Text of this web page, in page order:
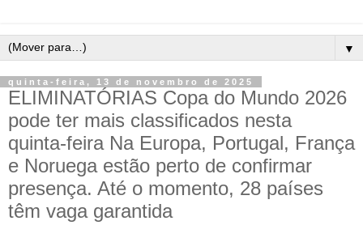
▼
quinta-feira, 13 de novembro de 2025
ELIMINATÓRIAS Copa do Mundo 2026
pode ter mais classificados nesta
quinta-feira Na Europa, Portugal, França
e Noruega estão perto de confirmar
presença. Até o momento, 28 países
têm vaga garantida